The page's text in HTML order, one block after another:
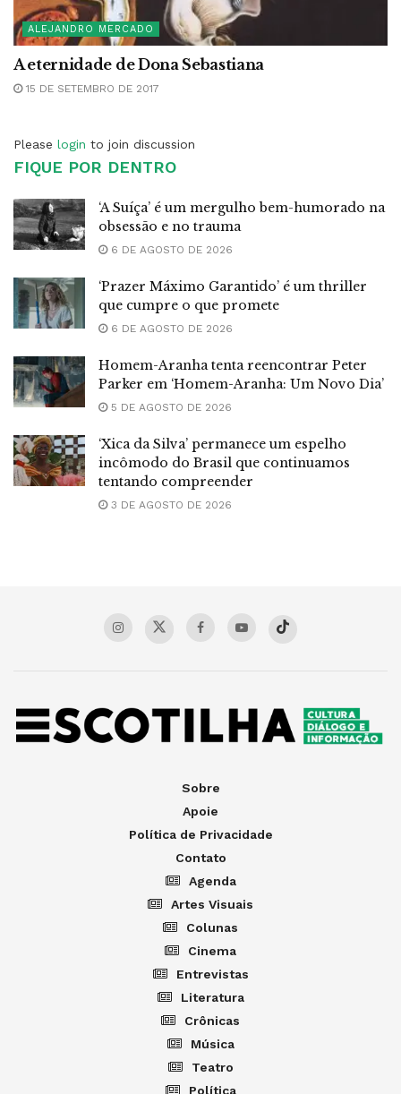
ALEJANDRO MERCADO
A eternidade de Dona Sebastiana
15 DE SETEMBRO DE 2017
Please login to join discussion
FIQUE POR DENTRO
‘A Suíça’ é um mergulho bem-humorado na
obsessão e no trauma
6 DE AGOSTO DE 2026
‘Prazer Máximo Garantido’ é um thriller
que cumpre o que promete
6 DE AGOSTO DE 2026
Homem-Aranha tenta reencontrar Peter
Parker em ‘Homem-Aranha: Um Novo Dia’
5 DE AGOSTO DE 2026
‘Xica da Silva’ permanece um espelho
incômodo do Brasil que continuamos
tentando compreender
3 DE AGOSTO DE 2026
Sobre
Apoie
Política de Privacidade
Contato
Agenda
Artes Visuais
Colunas
Cinema
Entrevistas
Literatura
Crônicas
Música
Teatro
Política